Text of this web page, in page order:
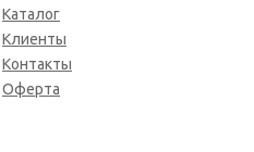
Каталог
Клиенты
Контакты
Оферта